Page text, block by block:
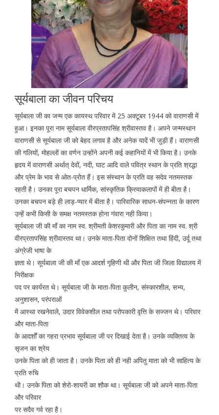
सूर्यबाला का जीवन परिचय
सूर्यबाला जी का जन्म एक कायस्थ परिवार में 25 अक्टूबर 1944 को वाराणसी में
हुआ। इनका पूरा नाम सूर्यबाला वीरप्रतापसिंह श्रीवास्तव है। अपने जन्मस्थान
वाराणसी से सूर्यबाला जी को बेहद लगाव है और अनेक यादें भी जुड़ी हैं। वाराणसी
की गलियों, मोहल्लों का वर्णन उन्होंने अपनी कई कहानियों में भी किया है। उनके
हृदय में वाराणसी अर्थात् देवों, नदी, घाट आदि वाले पवित्र स्थान के प्रति श्रद्धा
और प्रेम के भाव से ओत-प्रोत हैं। इस संस्थान के प्रति वह सदेव नतमस्तक
रहती है। उनका पूरा बचपन धार्मिक, सांस्कृतिक क्रियाकलापों में ही बीता है।
उनका बचपन बड़े ही लाड़-प्यार में बीता है। पारिवारिक साधन-संपन्नता के कारण
उन्हें कभी किसी के समक्ष नतमस्तक होना गंवारा नही किया।
सूर्यबाला जी की माँ का नाम स्व. श्रीमती केशरकुमारी और पिता का नाम स्व. श्री
वीरप्रतापसिंह श्रीवास्तव था। उनके माता-पिता दोनों शिक्षित तथा हिंदी, उर्दू तथा
अंग्रेजी भाषा के
ज्ञता थे। सूर्यबाला जी की माँ एक आदर्श गृहिणी थी और पिता जी जिला विद्यालय में
निरीक्षक
पद पर कार्यरत थे। सूर्यबाला जी के माता-पिता कुलीन, संस्कारशील, सभ्य,
अनुशासन, परंपराओं
में आस्था रखनेवाले, उदार विवेकशील तथा परोपकारी वृत्ति के सज्जन थे। परिवार
और माता-पिता
के आदर्शों का गहरा प्रभाव सूर्यबाला जी पर दिखाई देता है। उनके व्यक्तित्व के
सृजन का श्रेय
उनके पिता को ही जाता है। उनके पिता को ही नही अपितु माता को भी साहित्य के
प्रति रुचि
थी। उनके पिता को शेरो-शायरी का शौक था। सूर्यबाला जी को अपने माता-पिता
और परिवार
पर सदैव गर्व रहा है।